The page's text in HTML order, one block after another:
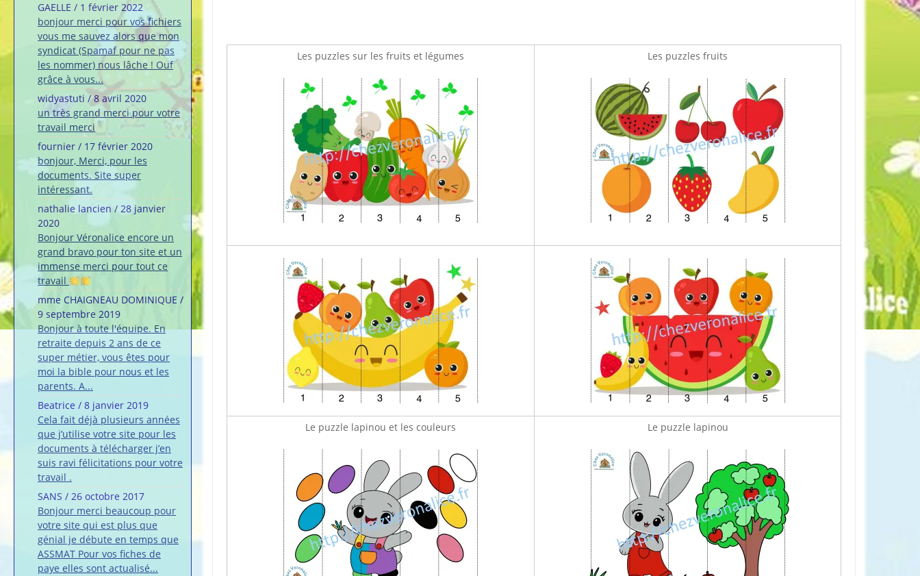
GAELLE / 1 février 2022
bonjour merci pour vos fichiers
vous me sauvez alors que mon
syndicat (Spamaf pour ne pas
les nommer) nous lâche ! Ouf
grâce à vous...
widyastuti /8 avril 2020
un très grand merci pour votre
travail merci
fournier / 17 février 2020
bonjour, Merci, pour les
documents. Site super
intéressant.
nathalie lancien / 28 janvier
2020
Bonjour Véronalice encore un
grand bravo pour ton site et un
immense merci pour tout ce
travail
mme CHAIGNEAU DOMINIQUE /
9 septembre 2019
Bonjour à toute l'équipe. En
retraite depuis 2 ans de ce
super métier, vous êtes pour
moi la bible pour nous et les
parents. A...
Beatrice / 8 janvier 2019
Cela fait déjà plusieurs années
que j’utilise votre site pour les
documents à télécharger j’en
suis ravi félicitations pour votre
travail .
SANS / 26 octobre 2017
Bonjour merci beaucoup pour
votre site qui est plus que
génial je débute en temps que
ASSMAT Pour vos fiches de
paye elles sont actualisé...
Les puzzles sur les fruits et légumes Les puzzles fruits
Le puzzle lapinou et les couleurs Le puzzle lapinou